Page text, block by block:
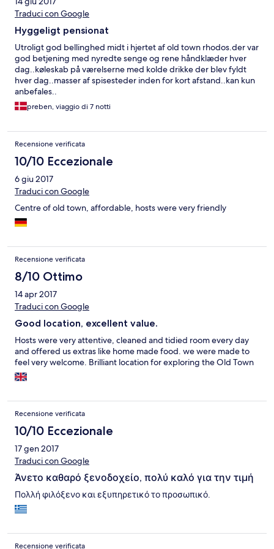
Traduci con Google
Hyggeligt pensionat
Utroligt god bellinghed midt i hjertet af old town rhodos.der var
god betjening med nyredte senge og rene håndklæder hver
dag..køleskab på værelserne med kolde drikke der blev fyldt
hver dag..masser af spisesteder inden for kort afstand..kan kun
anbefales..
preben, viaggio di 7 notti
Recensione verificata
10/10 Eccezionale
6 giu 2017
Traduci con Google
Centre of old town, affordable, hosts were very friendly
Recensione verificata
8/10 Ottimo
14 apr 2017
Traduci con Google
Good location, excellent value.
Hosts were very attentive, cleaned and tidied room every day
and offered us extras like home made food. we were made to
feel very welcome. Brilliant location for exploring the Old Town
Recensione verificata
10/10 Eccezionale
17 gen 2017
Traduci con Google
Άνετο καθαρό ξενοδοχείο, πολύ καλό για την τιμή
Πολλή φιλόξενο και εξυπηρετικό το προσωπικό.
Recensione verificata